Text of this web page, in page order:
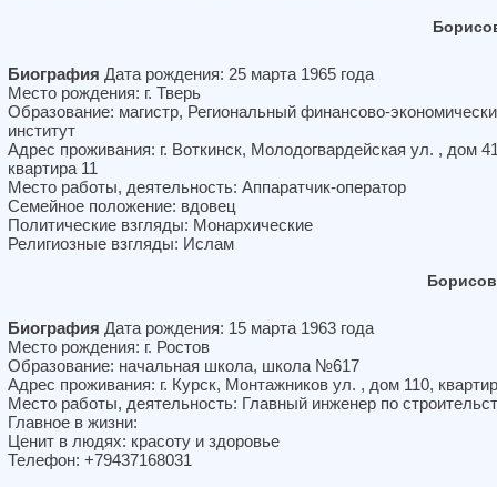
Биография Дата рождения: 25 марта 1965 года
Место рождения: г. Тверь
Образование: магистр, Региональный финансово-
институт
Адрес проживания: г. Воткинск, Молодогвардейская ул. , дом
квартира 11
Место работы, деятельность: Аппаратчик-оператор
Семейное положение: вдовец
Политические взгляды: Монархические
Религиозные взгляды: Ислам
Биография Дата рождения: 15 марта 1963 года
Место рождения: г. Ростов
Образование: начальная школа, школа №617
Адрес проживания: г. Курск, Монтажников ул. , дом 110,
Место работы, деятельность: Главный инженер по
Главное в жизни:
Ценит в людях: красоту и здоровье
Телефон: +79437168031